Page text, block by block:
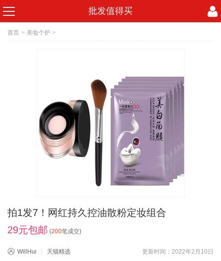
批发值得买
首页 > 美妆个护 >
拍1发7！网红持久控油散粉定妆组合
29元包邮 (200笔成交)
WillHui 天猫精选 更新时间：2022年2月10日